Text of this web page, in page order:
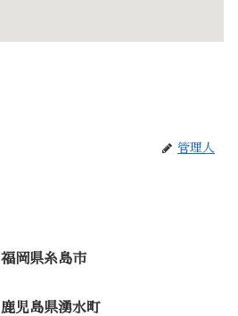
管理人
福岡県糸島市
鹿児島県湧水町